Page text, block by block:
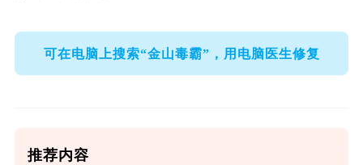
可在电脑上搜索“金山毒霸”，用电脑医生修复
推荐内容